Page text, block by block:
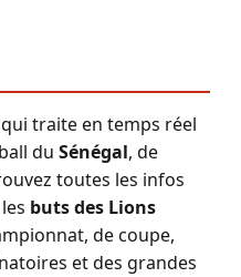
traite en temps réel
du Sénégal, de
toutes les infos
buts des Lions
de coupe,
et des grandes